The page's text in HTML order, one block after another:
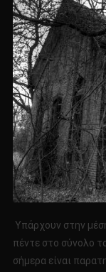
Υπάρχουν στην
πέντε στο σύνολο
σήμερα είναι